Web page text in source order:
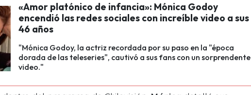
«Amor platónico de infancia»: Mónica Godoy
encendió las redes sociales con increíble video a sus
46 años
"Mónica Godoy, la actriz recordada por su paso en la "época
dorada de las teleseries", cautivó a sus fans con un sorprendente
video."